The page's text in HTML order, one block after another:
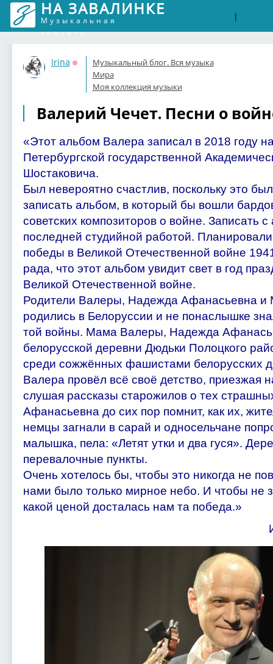
НА ЗАВАЛИНКЕ
Музыкальная
соцсеть
|
Irina
Оффлайн
Музыкальный блог. Вся музыка
Мира
Моя коллекция музыки
Валерий Чечет. Песни о
«Этот альбом Валера записал в 2018 году
Петербургской государственной
Шостаковича.
Был невероятно счастлив, поскольку это
записать альбом, в который бы вошли
советских композиторов о войне. Записать
последней студийной работой.
победы в Великой Отечественной войне
рада, что этот альбом увидит свет в год
Великой Отечественной войне.
Родители Валеры, Надежда Афанасьевна и
родились в Белоруссии и не понаслышке
той войны. Мама Валеры, Надежда
белорусской деревни Дюдьки Полоцкого
среди сожжённых фашистами белорусских
Валера провёл всё своё детство, приезжая
слушая рассказы старожилов о тех
Афанасьевна до сих пор помнит, как их,
немцы загнали в сарай и односельчане
малышка, пела: «Летят утки и два гуся».
перевалочные пункты.
Очень хотелось бы, чтобы это никогда не
нами было только мирное небо. И чтобы не
какой ценой досталась нам та победа.»